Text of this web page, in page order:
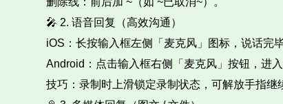
🎤 2. 语音回复（高效沟通）​
iOS：长按输入框左侧「麦克风」图标，说话完
Android：点击输入框右侧「麦克风」按钮，进
技巧：录制时上滑锁定录制状态，可解放手指继